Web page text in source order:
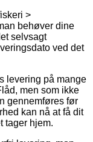
>
behøver dine
selvsagt
ved det
levering på mange
men som ikke
gennemføres før
kan nå at få dit
tager hjem.